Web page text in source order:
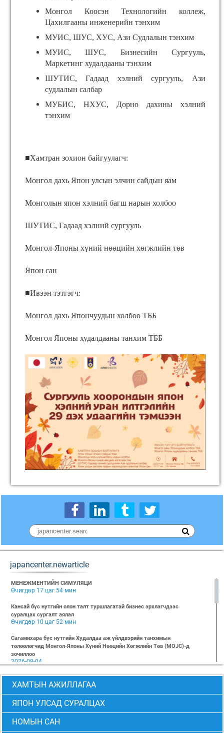
Монгол Коосэн Технологийн коллеж,
Цахилгааны инженерийн тэнхим
МУИС, ШУС, ХУС, Ази Судлалын тэнхим
МУИС, ШУС, Бизнесийн Сургууль,
Маркетинг худалдааны тэнхим
ШУТИС, Гадаад хэлний сургууль, Ази
судлалын салбар
МУБИС, НХУС, Дорно дахины хэлний
тэнхим
■Хамтран зохион байгуулагч:
Монгол дахь Япон улсын элчин сайдын яам
Монголын япон хэлний багш нарын холбоо
ШУТИС, Гадаад хэлний сургууль
Монгол-Японы хүний нөөцийн хөгжлийн төв
Япон сан
■Ивээн тэтгэгч:
Монгол дахь Япончуудын холбоо ТББ
Монгол Японы худалдааны танхим ТББ
japancenter.newarticle
МЕНЕЖМЕНТИЙН СИМУЛЯЦИ
Өчигдөр 17 цаг 54 мин
Кансай бүс нутгийн олон талт туршлагатай бизнес эрхлэгчдээс
суралцах сургалт аялал
Өчигдөр 10 цаг 52 мин
Сагамихара бүс нутгийн Худалдаа аж үйлдвэрийн танхимын
төлөөлөгчид Монгол-Японы Хүний Нөөцийн Хөгжлийн Төв (MOJC)-д
зочиллоо
2026-08-04
"БИЗНЕС БА ХҮНИЙ ЭРХ" Нээлттэй семинарын бүртгэл эхэллээ
2026-07-28
Global Value Chain Бизнесийн практик сургалт
2026-07-24
2026 БИЗНЕСИЙН ҮНДСЭН СУРГАЛТ-PMP АНГИ 29 дэх элсэлт
ХАМТЫН АЖИЛЛАГАА
ЯПОН УЛСАД СУРАЛЦАХ
НОМЫН САН